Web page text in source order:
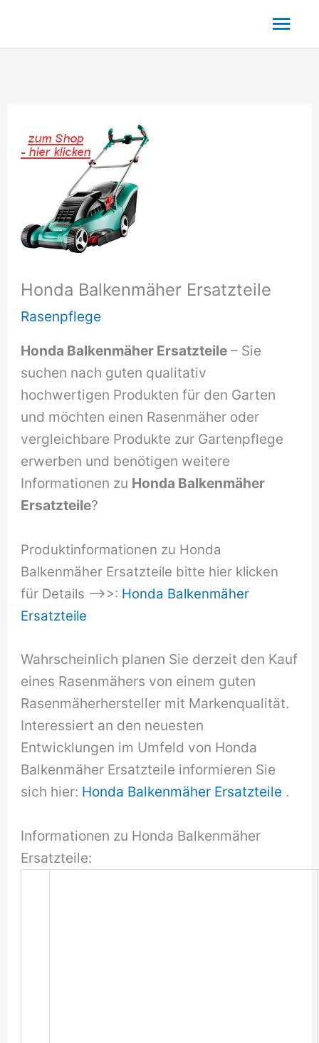
springen
Honda Balkenmäher Ersatzteile
Rasenpflege
Honda Balkenmäher Ersatzteile – Sie
suchen nach guten qualitativ
hochwertigen Produkten für den Garten
und möchten einen Rasenmäher oder
vergleichbare Produkte zur Gartenpflege
erwerben und benötigen weitere
Informationen zu Honda Balkenmäher
Ersatzteile?
Produktinformationen zu Honda
Balkenmäher Ersatzteile bitte hier klicken
für Details –>>: Honda Balkenmäher
Ersatzteile
Wahrscheinlich planen Sie derzeit den Kauf
eines Rasenmähers von einem guten
Rasenmäherhersteller mit Markenqualität.
Interessiert an den neuesten
Entwicklungen im Umfeld von Honda
Balkenmäher Ersatzteile informieren Sie
sich hier: Honda Balkenmäher Ersatzteile .
Informationen zu Honda Balkenmäher
Ersatzteile: